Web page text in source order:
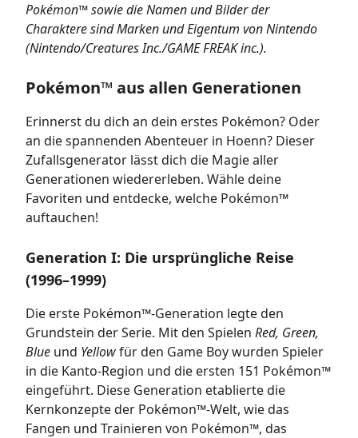
Pokémon™ sowie die Namen und Bilder der
Charaktere sind Marken und Eigentum von Nintendo
(Nintendo/Creatures Inc./GAME FREAK inc.).
Pokémon™ aus allen Generationen
Erinnerst du dich an dein erstes Pokémon? Oder
an die spannenden Abenteuer in Hoenn? Dieser
Zufallsgenerator lässt dich die Magie aller
Generationen wiedererleben. Wähle deine
Favoriten und entdecke, welche Pokémon™
auftauchen!
Generation I: Die ursprüngliche Reise
(1996–1999)
Die erste Pokémon™-Generation legte den
Grundstein der Serie. Mit den Spielen Red, Green,
Blue und Yellowfür den Game Boy wurden Spieler
in die Kanto-Region und die ersten 151 Pokémon™
eingeführt. Diese Generation etablierte die
Kernkonzepte der Pokémon™-Welt, wie das
Fangen und Trainieren von Pokémon™, das